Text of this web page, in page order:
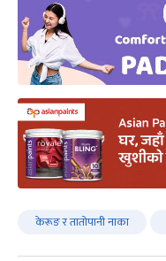
केरूङ र तातोपानी नाका